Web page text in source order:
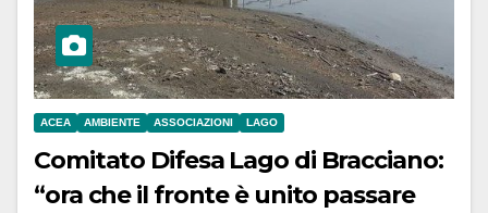
ACEA AMBIENTE ASSOCIAZIONI LAGO
Comitato Difesa Lago di Bracciano:
“ora che il fronte è unito passare